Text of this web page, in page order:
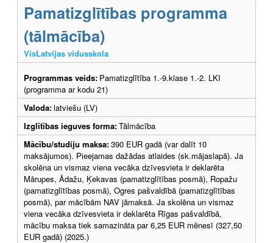
Pamatizglītības programma
(tālmācība)
VisLatvijas vidusskola
Programmas veids: Pamatizglītība 1.-9.klase 1.-2. LKI
(programma ar kodu 21)
Valoda:latviešu (LV)
Izglītības ieguves forma:Tālmācība
Mācību/studiju maksa:390 EUR gadā (var dalīt 10
maksājumos). Pieejamas dažādas atlaides (sk.mājaslapā). Ja
skolēna un vismaz viena vecāka dzīvesvieta ir deklarēta
Mārupes, Ādažu, Ķekavas (pamatizglītības posmā), Ropažu
(pamatizglītības posmā), Ogres pašvaldībā (pamatizglītības
posmā), par mācībām NAV jāmaksā. Ja skolēna un vismaz
viena vecāka dzīvesvieta ir deklarēta Rīgas pašvaldībā,
mācību maksa tiek samazināta par 6,25 EUR mēnesī (327,50
EUR gadā) (2025.)